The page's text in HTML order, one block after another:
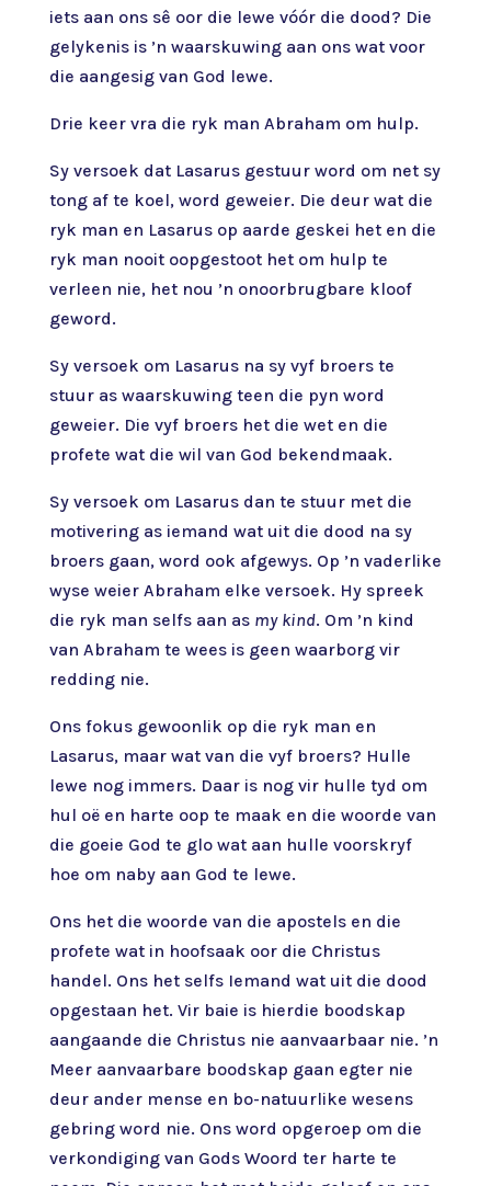
iets aan ons sê oor die lewe vóór die dood? Die
gelykenis is ’n waarskuwing aan ons wat voor
die aangesig van God lewe.
Drie keer vra die ryk man Abraham om hulp.
Sy versoek dat Lasarus gestuur word om net sy
tong af te koel, word geweier. Die deur wat die
ryk man en Lasarus op aarde geskei het en die
ryk man nooit oopgestoot het om hulp te
verleen nie, het nou ’n onoorbrugbare kloof
geword.
Sy versoek om Lasarus na sy vyf broers te
stuur as waarskuwing teen die pyn word
geweier. Die vyf broers het die wet en die
profete wat die wil van God bekendmaak.
Sy versoek om Lasarus dan te stuur met die
motivering as iemand wat uit die dood na sy
broers gaan, word ook afgewys. Op ’n vaderlike
wyse weier Abraham elke versoek. Hy spreek
die ryk man selfs aan as my kind. Om ’n kind
van Abraham te wees is geen waarborg vir
redding nie.
Ons fokus gewoonlik op die ryk man en
Lasarus, maar wat van die vyf broers? Hulle
lewe nog immers. Daar is nog vir hulle tyd om
hul oë en harte oop te maak en die woorde van
die goeie God te glo wat aan hulle voorskryf
hoe om naby aan God te lewe.
Ons het die woorde van die apostels en die
profete wat in hoofsaak oor die Christus
handel. Ons het selfs Iemand wat uit die dood
opgestaan het. Vir baie is hierdie boodskap
aangaande die Christus nie aanvaarbaar nie. ’n
Meer aanvaarbare boodskap gaan egter nie
deur ander mense en bo-natuurlike wesens
gebring word nie. Ons word opgeroep om die
verkondiging van Gods Woord ter harte te